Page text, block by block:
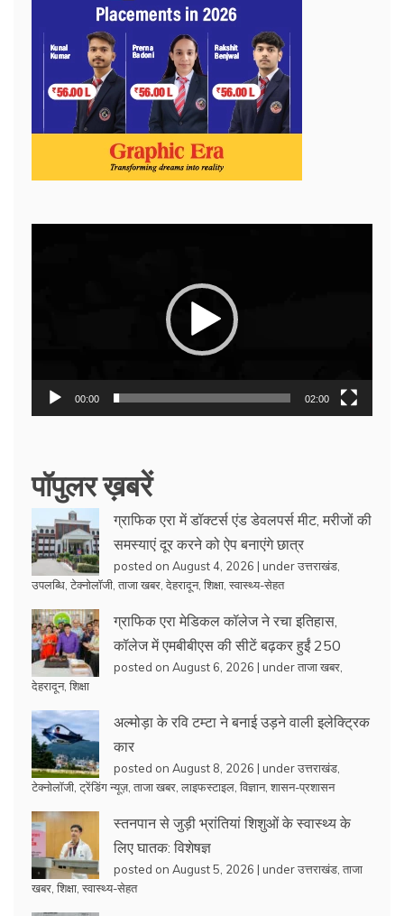
00:00 02:00
पॉपुलर ख़बरें
ग्राफिक एरा में डॉक्टर्स एंड डेवलपर्स मीट, मरीजों की
समस्याएं दूर करने को ऐप बनाएंगे छात्र
posted on August 4, 2026 | underउत्तराखंड
उपलब्धि टेक्नोलॉजी ताजा खबर देहरादून, शिक्षा स्वास्थ्य-सेहत
ग्राफिक एरा मेडिकल कॉलेज ने रचा इतिहास,
कॉलेज में एमबीबीएस की सीटें बढ़कर हुईं 250
posted on August 6, 2026 | underताजा खबर
देहरादून, शिक्षा
अल्मोड़ा के रवि टम्टा ने बनाई उड़ने वाली इलेक्ट्रिक
कार
posted on August 8, 2026 | underउत्तराखंड
टेक्नोलॉजी ट्रेंडिंग न्यूज़, ताजा खबर लाइफस्टाइल विज्ञान, शासन-प्रशासन
स्तनपान से जुड़ी भ्रांतियां शिशुओं के स्वास्थ्य के
लिए घातक: विशेषज्ञ
posted on August 5, 2026 | underउत्तराखंड ताजा
खबर शिक्षा स्वास्थ्य-सेहत